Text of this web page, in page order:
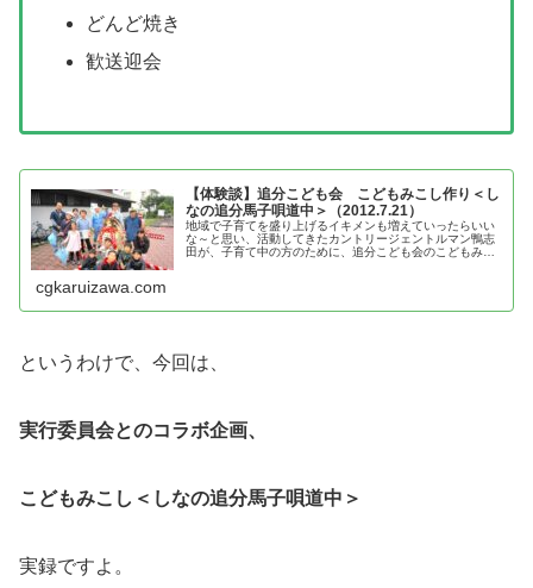
どんど焼き
歓送迎会
【体験談】追分こども会 こどもみこし作り＜し
なの追分馬子唄道中＞（2012.7.21）
地域で子育てを盛り上げるイキメンも増えていったらいい
な～と思い、活動してきたカントリージェントルマン鴨志
田が、子育て中の方のために、追分こども会のこどもみこ
cgkaruizawa.com
というわけで、今回は、
実行委員会とのコラボ企画、
こどもみこし＜しなの追分馬子唄道中＞
実録ですよ。